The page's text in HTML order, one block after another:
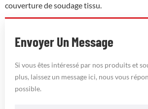
couverture de soudage tissu.
Envoyer Un Message
Si vous êtes intéressé par nos produits et
plus, laissez un message ici, nous vous
possible.